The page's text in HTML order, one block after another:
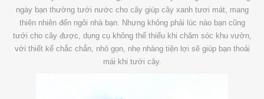
ngày bạn thường tưới nước cho cây giúp cây xanh tươi mát, mang
thiên nhiên đến ngôi nhà bạn. Nhưng không phải lúc nào bạn cũng
tưới cho cây được, dụng cụ không thể thiếu khi chăm sóc khu vườn,
với thiết kế chắc chắn, nhỏ gọn, nhẹ nhàng tiện lợi sẽ giúp bạn thoải
mái khi tưới cây.